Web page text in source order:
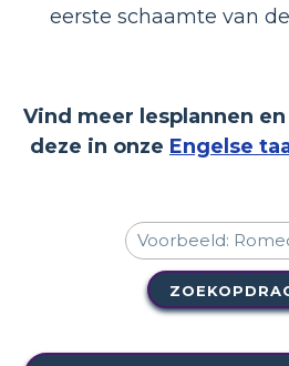
eerste schaamte van
Vind meer lesplannen
deze in onze Engelse